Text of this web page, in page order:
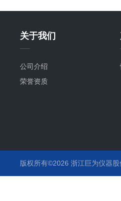
关于我们
公司介绍
荣誉资质
版权所有©2026 浙江巨为仪器